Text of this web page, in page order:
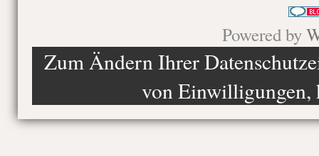
Powered by
Zum Ändern Ihrer
von